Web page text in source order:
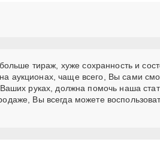
тираж, хуже сохранность и
аукционах, чаще всего, Вы сами
руках, должна помочь наша
Вы всегда можете